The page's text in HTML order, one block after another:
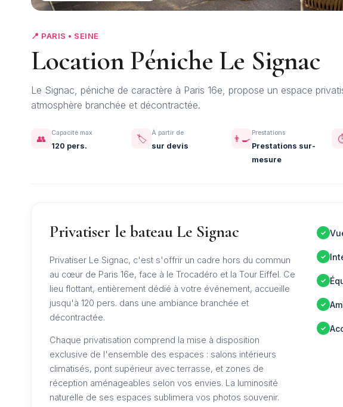
📍 PARIS • SEINE
Location Péniche Le Signac
Le Signac, péniche de caractère à Paris 16e, propose un espace
atmosphère branchée et décontractée.
👥 Capacité max
120 pers.
🏷️ À partir de
sur devis
👨‍🍳 Prestations
Prestations sur-
mesure
Privatiser le bateau Le Signac
Privatiser Le Signac, c'est s'offrir un cadre hors du commun
au cœur de Paris 16e, face à le Trocadéro et la Tour Eiffel. Ce
lieu flottant, entièrement dédié à votre événement, accueille
jusqu'à 120 pers. dans une ambiance branchée et
décontractée.
Chaque privatisation comprend la mise à disposition
exclusive de l'ensemble des espaces : salons intérieurs
climatisés, pont supérieur avec terrasse, et zones de
réception aménageables selon vos envies. La luminosité
naturelle de ses espaces sublimera vos photos souvenir.